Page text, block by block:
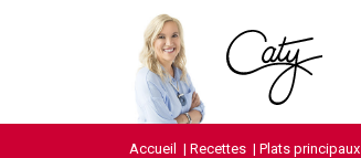
Accueil | Recettes | Plats principaux